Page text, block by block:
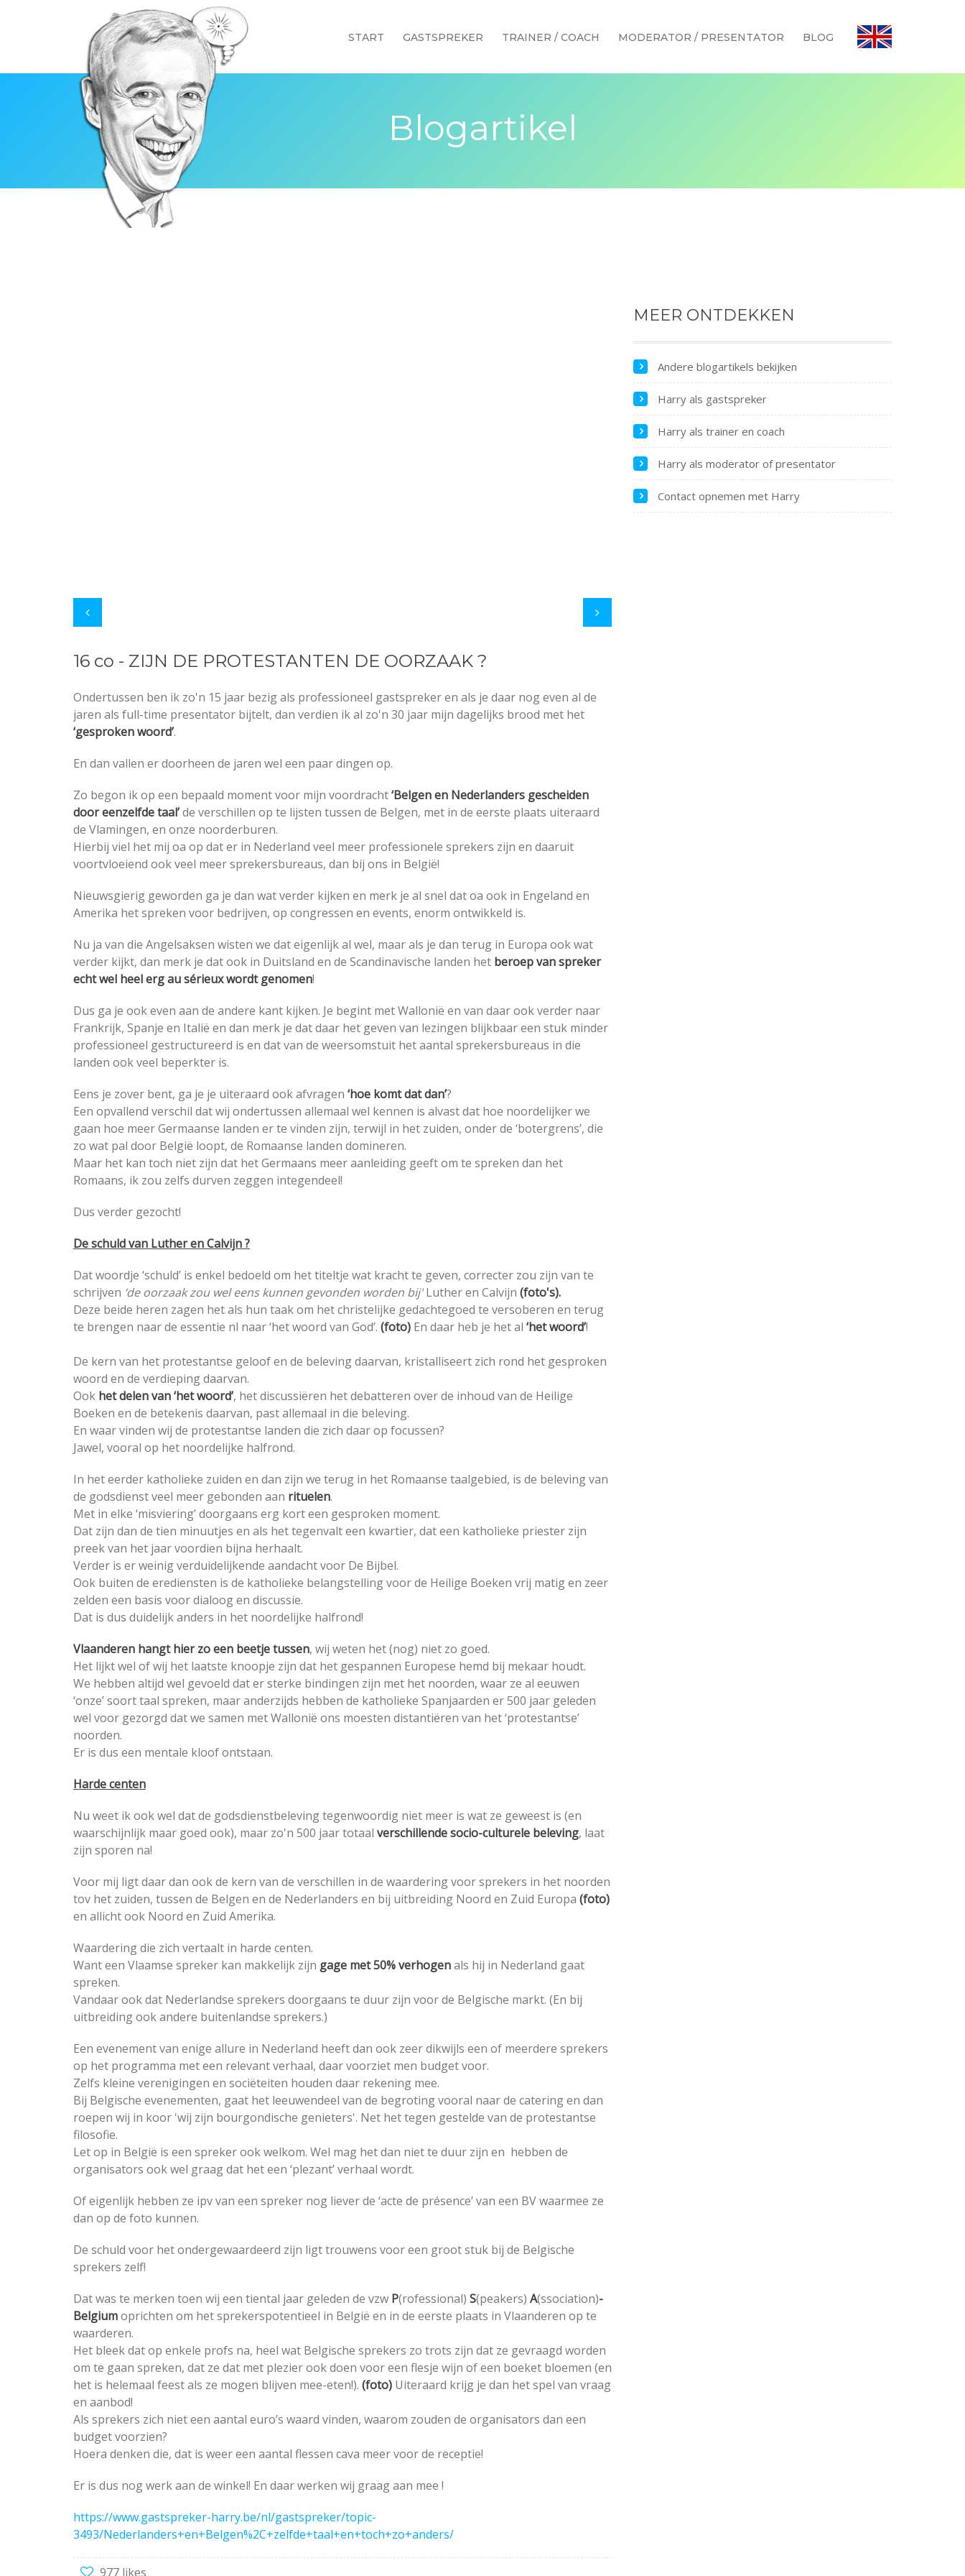
START GASTSPREKER TRAINER / COACH MODERATOR / PRESENTATOR BLOG
Blogartikel
16 co - ZIJN DE PROTESTANTEN DE OORZAAK ?
Ondertussen ben ik zo'n 15 jaar bezig als professioneel gastspreker en als je daar nog even al de
jaren als full-time presentator bijtelt, dan verdien ik al zo'n 30 jaar mijn dagelijks brood met het
‘gesproken woord’.
En dan vallen er doorheen de jaren wel een paar dingen op.
Zo begon ik op een bepaald moment voor mijn voordracht‘Belgen en Nederlanders gescheiden
door eenzelfde taal’de verschillen op te lijsten tussen de Belgen, met in de eerste plaats uiteraard
de Vlamingen, en onze noorderburen.
Hierbij viel het mij oa op dat er in Nederland veel meer professionele sprekers zijn en daaruit
voortvloeiend ook veel meer sprekersbureaus, dan bij ons in België!
Nieuwsgierig geworden ga je dan wat verder kijken en merk je al snel dat oa ook in Engeland en
Amerika het spreken voor bedrijven, op congressen en events, enorm ontwikkeld is.
Nu ja van die Angelsaksen wisten we dat eigenlijk al wel, maar als je dan terug in Europa ook wat
verder kijkt, dan merk je dat ook in Duitsland en de Scandinavische landen het beroep van spreker
echt wel heel erg au sérieux wordt genomen!
Dus ga je ook even aan de andere kant kijken. Je begint met Wallonië en van daar ook verder naar
Frankrijk, Spanje en Italië en dan merk je dat daar het geven van lezingen blijkbaar een stuk minder
professioneel gestructureerd is en dat van de weersomstuit het aantal sprekersbureaus in die
landen ook veel beperkter is.
Eens je zover bent, ga je je uiteraard ook afvragen ‘hoe komt dat dan’?
Een opvallend verschil dat wij ondertussen allemaal wel kennen is alvast dat hoe noordelijker we
gaan hoe meer Germaanse landen er te vinden zijn, terwijl in het zuiden, onder de ‘botergrens’, die
zo wat pal door België loopt, de Romaanse landen domineren.
Maar het kan toch niet zijn dat het Germaans meer aanleiding geeft om te spreken dan het
Romaans, ik zou zelfs durven zeggen integendeel!
Dus verder gezocht!
De schuld van Luther en Calvijn ?
Dat woordje ‘schuld’ is enkel bedoeld om het titeltje wat kracht te geven, correcter zou zijn van te
schrijven ‘de oorzaak zou wel eens kunnen gevonden worden bij'Luther en Calvijn (foto's).
Deze beide heren zagen het als hun taak om het christelijke gedachtegoed te versoberen en terug
te brengen naar de essentie nl naar ‘het woord van God’. (foto) En daar heb je het al ‘het woord’!
De kern van het protestantse geloof en de beleving daarvan, kristalliseert zich rond het gesproken
woord en de verdieping daarvan.
Ook het delen van ‘het woord’, het discussiëren het debatteren over de inhoud van de Heilige
Boeken en de betekenis daarvan, past allemaal in die beleving.
En waar vinden wij de protestantse landen die zich daar op focussen?
Jawel, vooral op het noordelijke halfrond.
In het eerder katholieke zuiden en dan zijn we terug in het Romaanse taalgebied, is de beleving van
de godsdienst veel meer gebonden aan rituelen.
Met in elke ‘misviering’ doorgaans erg kort een gesproken moment.
Dat zijn dan de tien minuutjes en als het tegenvalt een kwartier, dat een katholieke priester zijn
preek van het jaar voordien bijna herhaalt.
Verder is er weinig verduidelijkende aandacht voor De Bijbel.
Ook buiten de erediensten is de katholieke belangstelling voor de Heilige Boeken vrij matig en zeer
zelden een basis voor dialoog en discussie.
Dat is dus duidelijk anders in het noordelijke halfrond!
Vlaanderen hangt hier zo een beetje tussen, wij weten het (nog) niet zo goed.
Het lijkt wel of wij het laatste knoopje zijn dat het gespannen Europese hemd bij mekaar houdt.
We hebben altijd wel gevoeld dat er sterke bindingen zijn met het noorden, waar ze al eeuwen
‘onze’ soort taal spreken, maar anderzijds hebben de katholieke Spanjaarden er 500 jaar geleden
wel voor gezorgd dat we samen met Wallonië ons moesten distantiëren van het ‘protestantse’
noorden.
Er is dus een mentale kloof ontstaan.
Harde centen
Nu weet ik ook wel dat de godsdienstbeleving tegenwoordig niet meer is wat ze geweest is (en
waarschijnlijk maar goed ook), maar zo'n 500 jaar totaal verschillende socio-culturele beleving, laat
zijn sporen na!
Voor mij ligt daar dan ook de kern van de verschillen in de waardering voor sprekers in het noorden
tov het zuiden, tussen de Belgen en de Nederlanders en bij uitbreiding Noord en Zuid Europa (foto)
en allicht ook Noord en Zuid Amerika.
Waardering die zich vertaalt in harde centen.
Want een Vlaamse spreker kan makkelijk zijn gage met 50% verhogenals hij in Nederland gaat
spreken.
Vandaar ook dat Nederlandse sprekers doorgaans te duur zijn voor de Belgische markt. (En bij
uitbreiding ook andere buitenlandse sprekers.)
Een evenement van enige allure in Nederland heeft dan ook zeer dikwijls een of meerdere sprekers
op het programma met een relevant verhaal, daar voorziet men budget voor.
Zelfs kleine verenigingen en sociëteiten houden daar rekening mee.
Bij Belgische evenementen, gaat het leeuwendeel van de begroting vooral naar de catering en dan
roepen wij in koor 'wij zijn bourgondische genieters'. Net het tegen gestelde van de protestantse
filosofie.
Let op in België is een spreker ook welkom. Wel mag het dan niet te duur zijn en hebben de
organisators ook wel graag dat het een ‘plezant’ verhaal wordt.
Of eigenlijk hebben ze ipv van een spreker nog liever de ‘acte de présence’ van een BV waarmee ze
dan op de foto kunnen.
De schuld voor het ondergewaardeerd zijn ligt trouwens voor een groot stuk bij de Belgische
sprekers zelf!
Dat was te merken toen wij een tiental jaar geleden de vzw P(rofessional) S(peakers) A(ssociation)-
Belgiumoprichten om het sprekerspotentieel in België en in de eerste plaats in Vlaanderen op te
waarderen.
Het bleek dat op enkele profs na, heel wat Belgische sprekers zo trots zijn dat ze gevraagd worden
om te gaan spreken, dat ze dat met plezier ook doen voor een flesje wijn of een boeket bloemen (en
het is helemaal feest als ze mogen blijven mee-eten!). (foto) Uiteraard krijg je dan het spel van vraag
en aanbod!
Als sprekers zich niet een aantal euro’s waard vinden, waarom zouden de organisators dan een
budget voorzien?
Hoera denken die, dat is weer een aantal flessen cava meer voor de receptie!
Er is dus nog werk aan de winkel! En daar werken wij graag aan mee !
https://www.gastspreker-harry.be/nl/gastspreker/topic-
3493/Nederlanders+en+Belgen%2C+zelfde+taal+en+toch+zo+anders/
977 likes
MEER ONTDEKKEN
Andere blogartikels bekijken
Harry als gastspreker
Harry als trainer en coach
Harry als moderator of presentator
Contact opnemen met Harry